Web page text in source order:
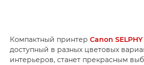
Компактный принтер Canon SELPHY
доступный в разных цветовых
интерьеров, станет прекрасным